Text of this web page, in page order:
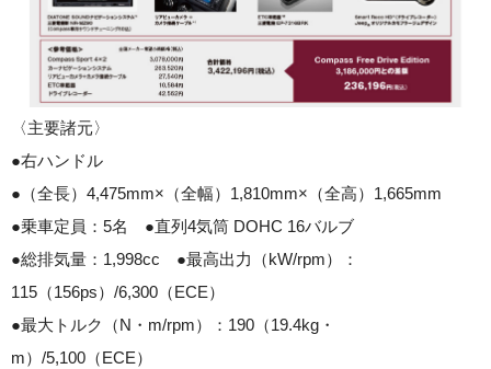
〈主要諸元〉
●右ハンドル
●（全長）4,475mm×（全幅）1,810mm×（全高）1,665mm
●乗車定員：5名 ●直列4気筒 DOHC 16バルブ
●総排気量：1,998cc ●最高出力（kW/rpm）：
115（156ps）/6,300（ECE）
●最大トルク（N・m/rpm）：190（19.4kg・
m）/5,100（ECE）